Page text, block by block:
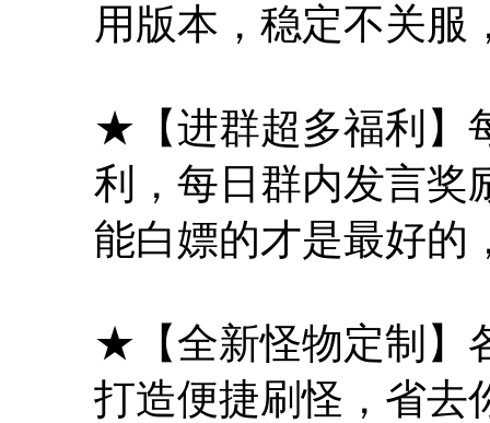
用版本，稳定不关服
★【进群超多福利】
利，每日群内发言奖
能白嫖的才是最好的
★【全新怪物定制】
打造便捷刷怪，省去